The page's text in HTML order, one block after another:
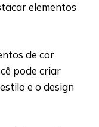
elementos
de cor
pode criar
e o design